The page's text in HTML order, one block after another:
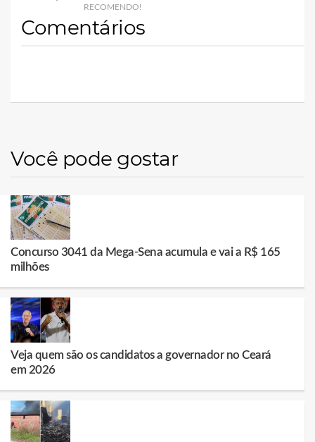
RECOMENDO!
Comentários
Você pode gostar
Concurso 3041 da Mega-Sena acumula e vai a R$ 165
milhões
Veja quem são os candidatos a governador no Ceará
em 2026